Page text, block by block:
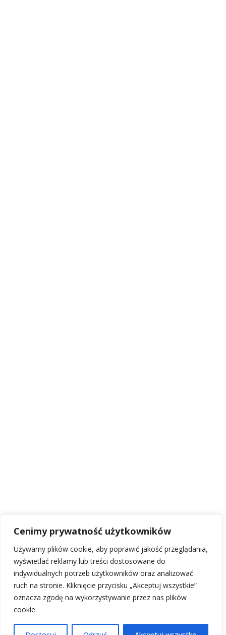
Cenimy prywatność użytkowników
Używamy plików cookie, aby poprawić jakość przeglądania,
wyświetlać reklamy lub treści dostosowane do
indywidualnych potrzeb użytkowników oraz analizować
ruch na stronie. Kliknięcie przycisku „Akceptuj wszystkie”
oznacza zgodę na wykorzystywanie przez nas plików
cookie.